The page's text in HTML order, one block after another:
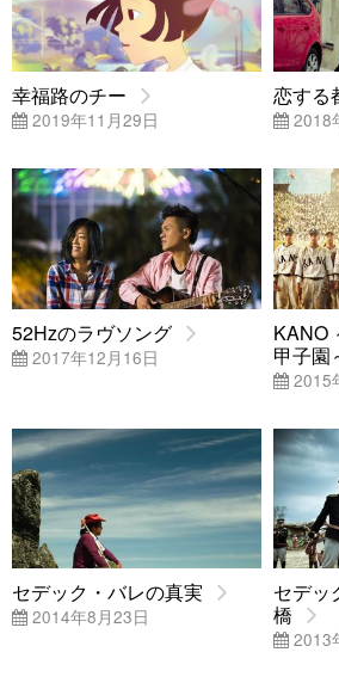
幸福路のチー
2019年11月29日
恋する
2018
52Hzのラヴソング
2017年12月16日
KANO
甲子園
2015
セデック・バレの真実
2014年8月23日
セデッ
橋
2013